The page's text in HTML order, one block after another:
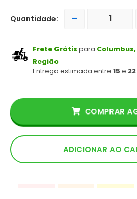
Quantidade: -
Frete Grátis para
Região
Entrega estimada entre 15 e
ADICIONAR AO
COMPRAR